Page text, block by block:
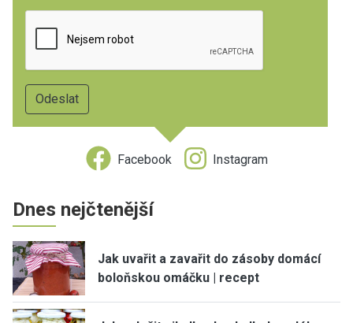
Facebook Instagram
Dnes nejčtenější
Jak uvařit a zavařit do zásoby domácí
boloňskou omáčku | recept